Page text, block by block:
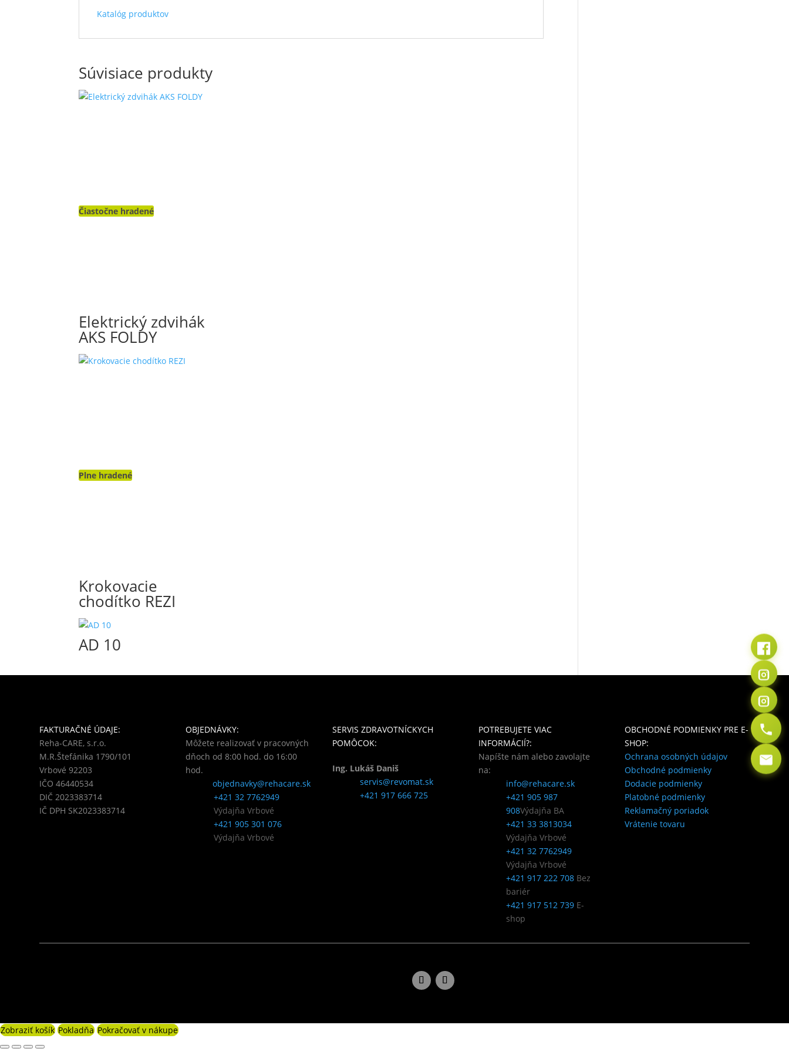
Katalóg produktov
Súvisiace produkty
Čiastočne hradené
Elektrický zdvihák
AKS FOLDY
Plne hradené
Krokovacie
chodítko REZI
AD 10
FAKTURAČNÉ ÚDAJE:
Reha-CARE, s.r.o.
M.R.Štefánika 1790/101
Vrbové 92203
IČO 46440534
DIČ 2023383714
IČ DPH SK2023383714
OBJEDNÁVKY:
Môžete realizovať v pracovných
dňoch od 8:00 hod. do 16:00
hod.
objednavky@rehacare.sk
+421 32 7762949
Výdajňa Vrbové
+421 905 301 076
Výdajňa Vrbové
SERVIS ZDRAVOTNÍCKYCH
POMÔCOK:
Ing. Lukáš Daniš
servis@revomat.sk
+421 917 666 725
POTREBUJETE VIAC
INFORMÁCIÍ?:
Napíšte nám alebo zavolajte
na:
info@rehacare.sk
+421 905 987
908Výdajňa BA
+421 33 3813034
Výdajňa Vrbové
+421 32 7762949
Výdajňa Vrbové
+421 917 222 708 Bez
bariér
+421 917 512 739 E-
shop
OBCHODNÉ PODMIENKY PRE E-
SHOP:
Ochrana osobných údajov
Obchodné podmienky
Dodacie podmienky
Platobné podmienky
Reklamačný poriadok
Vrátenie tovaru
Zobraziť košík Pokladňa Pokračovať v nákupe